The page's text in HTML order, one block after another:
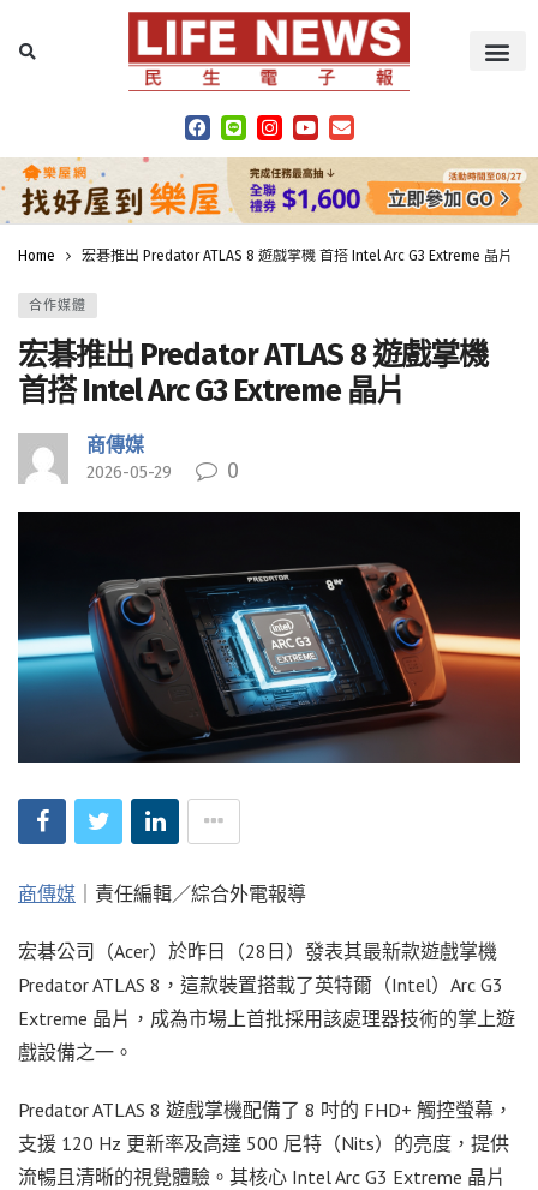
Home 宏碁推出 Predator ATLAS 8 遊戲掌機 首搭 Intel Arc G3 Extreme 晶片
合作媒體
宏碁推出 Predator ATLAS 8 遊戲掌機
首搭 Intel Arc G3 Extreme 晶片
商傳媒
2026-05-29 0
商傳媒 ｜責任編輯／綜合外電報導
宏碁公司（Acer）於昨日（28日）發表其最新款遊戲掌機
Predator ATLAS 8，這款裝置搭載了英特爾（Intel）Arc G3
Extreme 晶片，成為市場上首批採用該處理器技術的掌上遊
戲設備之一。
Predator ATLAS 8 遊戲掌機配備了 8 吋的 FHD+ 觸控螢幕，
支援 120 Hz 更新率及高達 500 尼特（Nits）的亮度，提供
流暢且清晰的視覺體驗。其核心 Intel Arc G3 Extreme 晶片